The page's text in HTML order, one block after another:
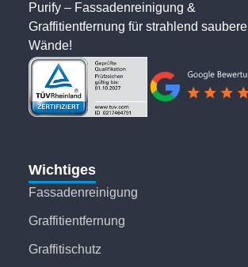
Purify – Fassadenreinigung &
Graffitientfernung für strahlend saubere
Wände!
Wichtiges
Fassadenreinigung
Graffitientfernung
Graffitischutz